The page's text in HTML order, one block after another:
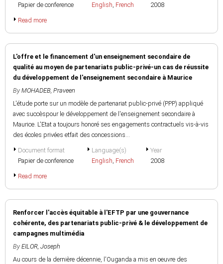
Papier de conference
English, French
2008
Read more
L'offre et le financement d'un enseignement secondaire de
qualité au moyen de partenariats public-privé-un cas de réussite
du développement de l'enseignement secondaire à Maurice
By MOHADEB, Praveen
L'étude porte sur un modèle de partenariat public-privé (PPP) appliqué
avec succèspour le développement de l'enseignement secondaire à
Maurice. L'Etat a toujours honoré ses engagements contractuels vis-à-vis
des écoles privées etfait des concessions...
Document format
Papier de conference
Language(s)
English, French
Year
2008
Read more
Renforcer l'accès équitable à l'EFTP par une gouvernance
cohérente, des partenariats public-privé & le développement de
campagnes multimédia
By EILOR, Joseph
Au cours de la dernière décennie, l'Ouganda a mis en oeuvre des